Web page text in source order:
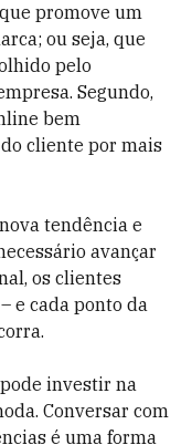
promove um
ou seja, que
pelo
Segundo,
bem
cliente por mais
tendência e
avançar
os clientes
e cada ponto da
investir na
Conversar com
é uma forma